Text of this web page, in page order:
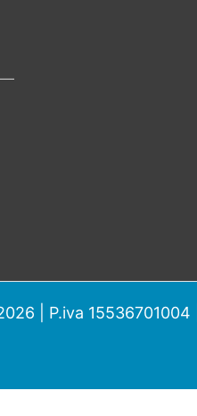
| P.iva 15536701004 |